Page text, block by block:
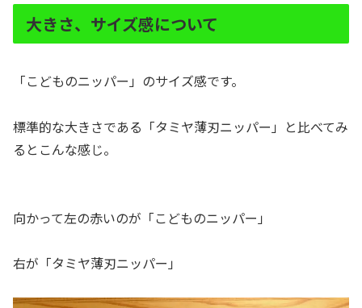
大きさ、サイズ感について
「こどものニッパー」のサイズ感です。
標準的な大きさである「タミヤ薄刃ニッパー」と比べてみ
るとこんな感じ。
向かって左の赤いのが「こどものニッパー」
右が「タミヤ薄刃ニッパー」